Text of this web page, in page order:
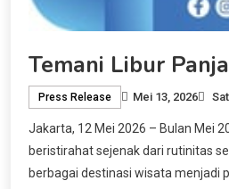
Temani Libur
Press Release Mei 13, 2026
Jakarta, 12 Mei 2026 – Bulan Mei
beristirahat sejenak dari rutinitas
berbagai destinasi wisata menjadi